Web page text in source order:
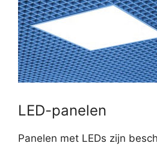
LED-panelen
Panelen met LEDs zijn